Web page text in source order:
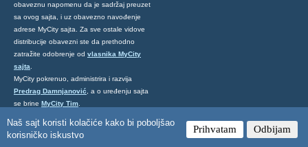
Naš sajt koristi kolačiće kako bi poboljšao
korisničko iskustvo
Prihvatam Odbijam
obaveznu napomenu da je sadržaj preuzet
sa ovog sajta, i uz obavezno navođenje
adrese MyCity sajta. Za sve ostale vidove
distribucije obavezni ste da prethodno
zatražite odobrenje od vlasnika MyCity
sajta
MyCity pokrenuo, administrira i razvija
Predrag Damnjanović , a o uređenju sajta
se brine MyCity Tim
ovde.